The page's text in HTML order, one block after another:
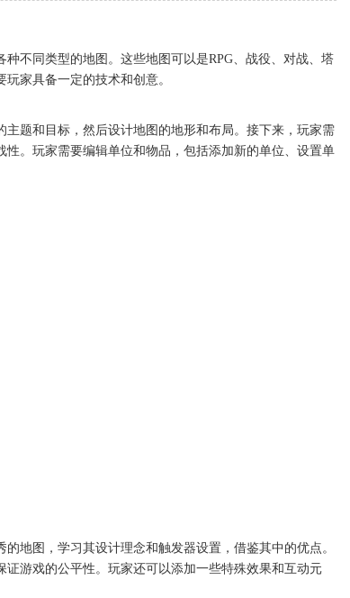
不同类型的地图。这些地图可以是RPG、战役、对战、塔
家具备一定的技术和创意。
题和目标，然后设计地图的地形和布局。接下来，玩家需
。玩家需要编辑单位和物品，包括添加新的单位、设置单
地图，学习其设计理念和触发器设置，借鉴其中的优点。
游戏的公平性。玩家还可以添加一些特殊效果和互动元